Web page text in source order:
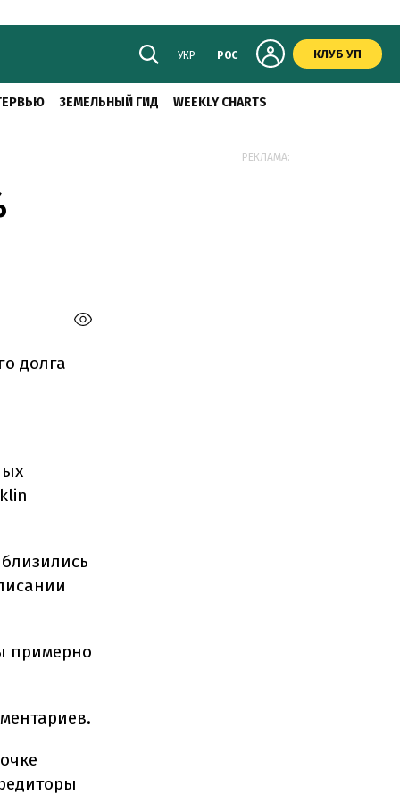
УКР РОС КЛУБ УП
ЗЕМЕЛЬНЫЙ ГИД WEEKLY CHARTS
долга
примерно
РЕКЛАМА: